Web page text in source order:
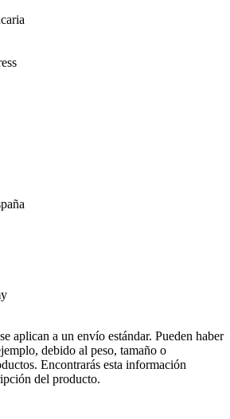
aplican a un envío estándar. Pueden haber
debido al peso, tamaño o
Encontrarás esta información
del producto.